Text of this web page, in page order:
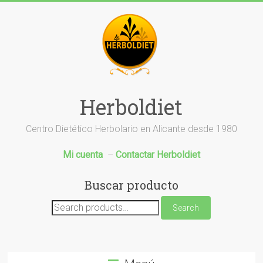
Herboldiet
Centro Dietético Herbolario en Alicante desde 1980
Mi cuenta – Contactar Herboldiet
Buscar producto
Search
for:
Search